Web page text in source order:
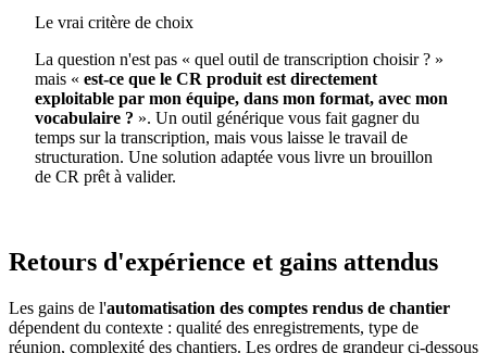
Le vrai critère de choix
La question n'est pas « quel outil de transcription choisir ? »
mais « est-ce que le CR produit est directement
exploitable par mon équipe, dans mon format, avec mon
vocabulaire ? ». Un outil générique vous fait gagner du
temps sur la transcription, mais vous laisse le travail de
structuration. Une solution adaptée vous livre un brouillon
de CR prêt à valider.
Retours d'expérience et gains attendus
Les gains de l'automatisation des comptes rendus de chantier
dépendent du contexte : qualité des enregistrements, type de
réunion, complexité des chantiers. Les ordres de grandeur ci-dessous